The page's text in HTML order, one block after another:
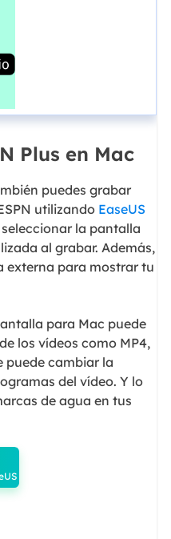
Plus en Mac
puedes grabar
utilizando EaseUS
seleccionar la pantalla
al grabar. Además,
externa para mostrar tu
para Mac puede
los vídeos como MP4,
puede cambiar la
del vídeo. Y lo
de agua en tus